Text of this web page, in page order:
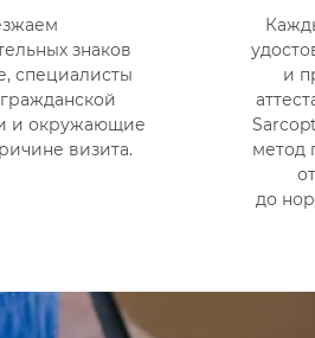
знаков
специалисты
и окружающие
визита.
и
метод
до